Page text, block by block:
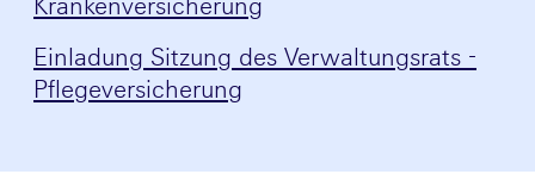
Einladung Sitzung des Verwaltungsrats -
Pflegeversicherung